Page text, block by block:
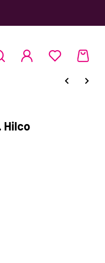
Hilco